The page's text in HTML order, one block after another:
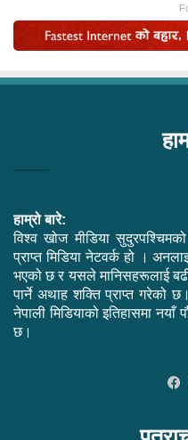
हाम्रो बारे:
विश्व खोज मीडिया
प्राप्त मिडिया नेटवर्क हो ।
भएको छ र यसले मानिसहरूलाई
पार्ने अथाह शक्ति प्राप्त गरेको
नेपाली मिडियाको इतिहासमा नयाँ
छ।